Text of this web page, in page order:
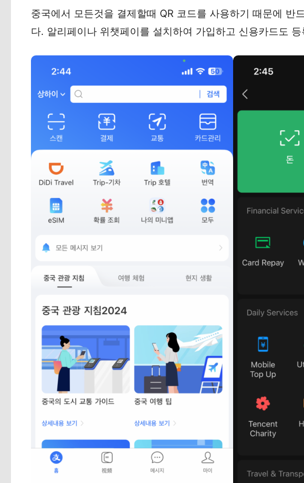
중국에서 모든것을 결제할때 QR 코드를 사용하기 때문에 반
다. 알리페이나 위챗페이를 설치하여 가입하고 신용카드도 등